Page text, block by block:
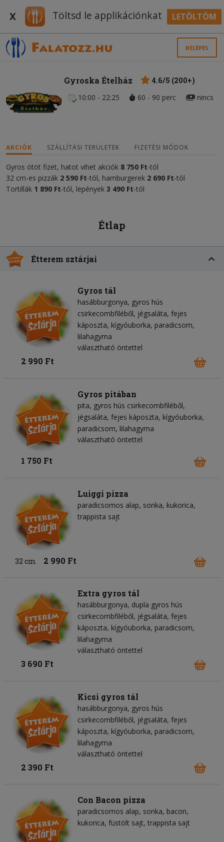
X Töltsd le applikációnkat LETÖLTÖM
BELÉPÉS
Gyroska Ételház
4.6/5 (200+)
10:00 - 22:25
60 - 90 perc nincs
AKCIÓK SZÁLLÍTÁSI TERÜLETEK FIZETÉSI MÓDOK
Gyros ötöt fizet, hatot vihet akciók 8 750 Ft-tól
32 cm-es pizzák 2 590 Ft-tól, hamburgerek 2 690 Ft-tól
Tortillák 1 890 Ft-tól, lepények 3 490 Ft-tól
Étlap
Étterem sztárjai
Gyros tál
hasábburgonya gyros hús
csirkecombfiléből jégsaláta fejes
káposzta kígyóuborka paradicsom
lilahagyma
választható öntettel
2 990 Ft
Gyros pitában
pita gyros hús csirkecombfiléből
jégsaláta fejes káposzta kígyóuborka
paradicsom lilahagyma
választható öntettel
1 750 Ft
Luiggi pizza
paradicsomos alap sonka kukorica
trappista sajt
32 cm 2 990 Ft
Extra gyros tál
hasábburgonya dupla gyros hús
csirkecombfiléből jégsaláta fejes
káposzta kígyóuborka paradicsom
lilahagyma
választható öntettel
3 690 Ft
Kicsi gyros tál
hasábburgonya gyros hús
csirkecombfiléből jégsaláta fejes
káposzta kígyóuborka paradicsom
lilahagyma
választható öntettel
2 390 Ft
Con Bacon pizza
paradicsomos alap sonka bacon
kukorica füstölt sajt trappista sajt